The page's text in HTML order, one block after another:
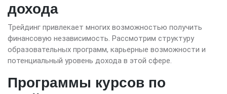
дохода
Трейдинг привлекает многих возможностью получить
финансовую независимость. Рассмотрим структуру
образовательных программ, карьерные возможности и
потенциальный уровень дохода в этой сфере.
Программы курсов по